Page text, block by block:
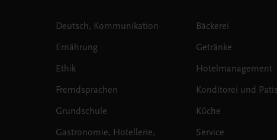
Deutsch, Kommunikation
Ernährung
Ethik
Fremdsprachen
Grundschule
Gastronomie, Hotellerie,
Bäckerei
Getränke
Hotelmanagement
Konditorei und
Küche
Service